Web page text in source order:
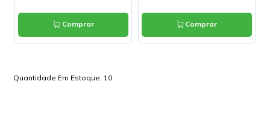
Comprar Comprar
Quantidade Em Estoque: 10